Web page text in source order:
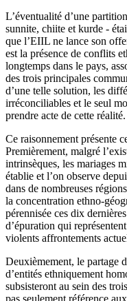
L’éventualité d’une
sunnite, chiite et kurde -
que l’EIIL ne lance son
est la présence de conflits
longtemps dans le pays,
des trois principales
d’une telle solution, les
irréconciliables et le seul
prendre acte de cette réalité.
Ce raisonnement présente
Premièrement, malgré
intrinsèques, les mariages
établie et l’on observe
dans de nombreuses
la concentration ethno-
pérennisée ces dix
d’épuration qui
violents affrontements
Deuxièmement, le partage
d’entités ethniquement
subsisteront au sein des
pas seulement référence